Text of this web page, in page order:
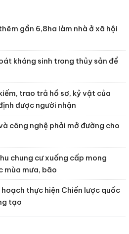
gần 6,8ha làm nhà ở xã hội
kháng sinh trong thủy sản để
trao trả hồ sơ, kỷ vật của
được người nhận
công nghệ phải mở đường cho
chung cư xuống cấp mong
mùa mưa, bão
hoạch thực hiện Chiến lược quốc
tạo